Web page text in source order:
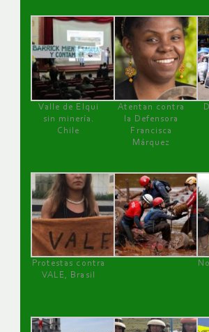
Valle de Elqui
sin minería.
Chile
Atentan contra
la Defensora
Francisca
Márquez
Protestas contra
VALE, Brasil